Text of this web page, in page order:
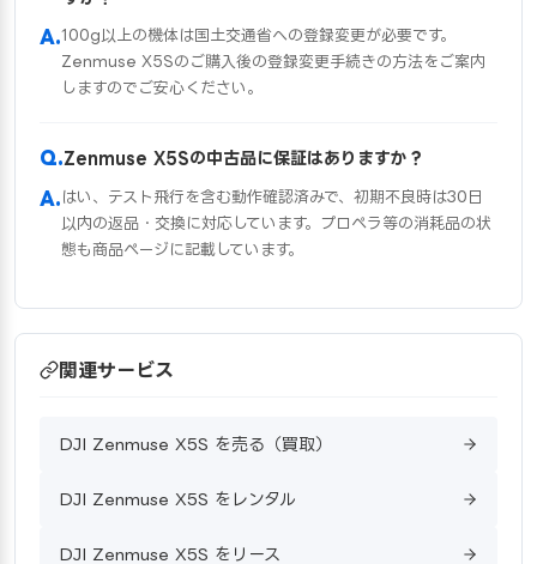
100g以上の機体は国土交通省への登録変更が必要です。
Zenmuse X5Sのご購入後の登録変更手続きの方法をご案内
しますのでご安心ください。
Zenmuse X5Sの中古品に保証はありますか？
はい、テスト飛行を含む動作確認済みで、初期不良時は30日
以内の返品・交換に対応しています。プロペラ等の消耗品の状
態も商品ページに記載しています。
関連サービス
DJI Zenmuse X5S を売る（買取）
DJI Zenmuse X5S をレンタル
DJI Zenmuse X5S をリース